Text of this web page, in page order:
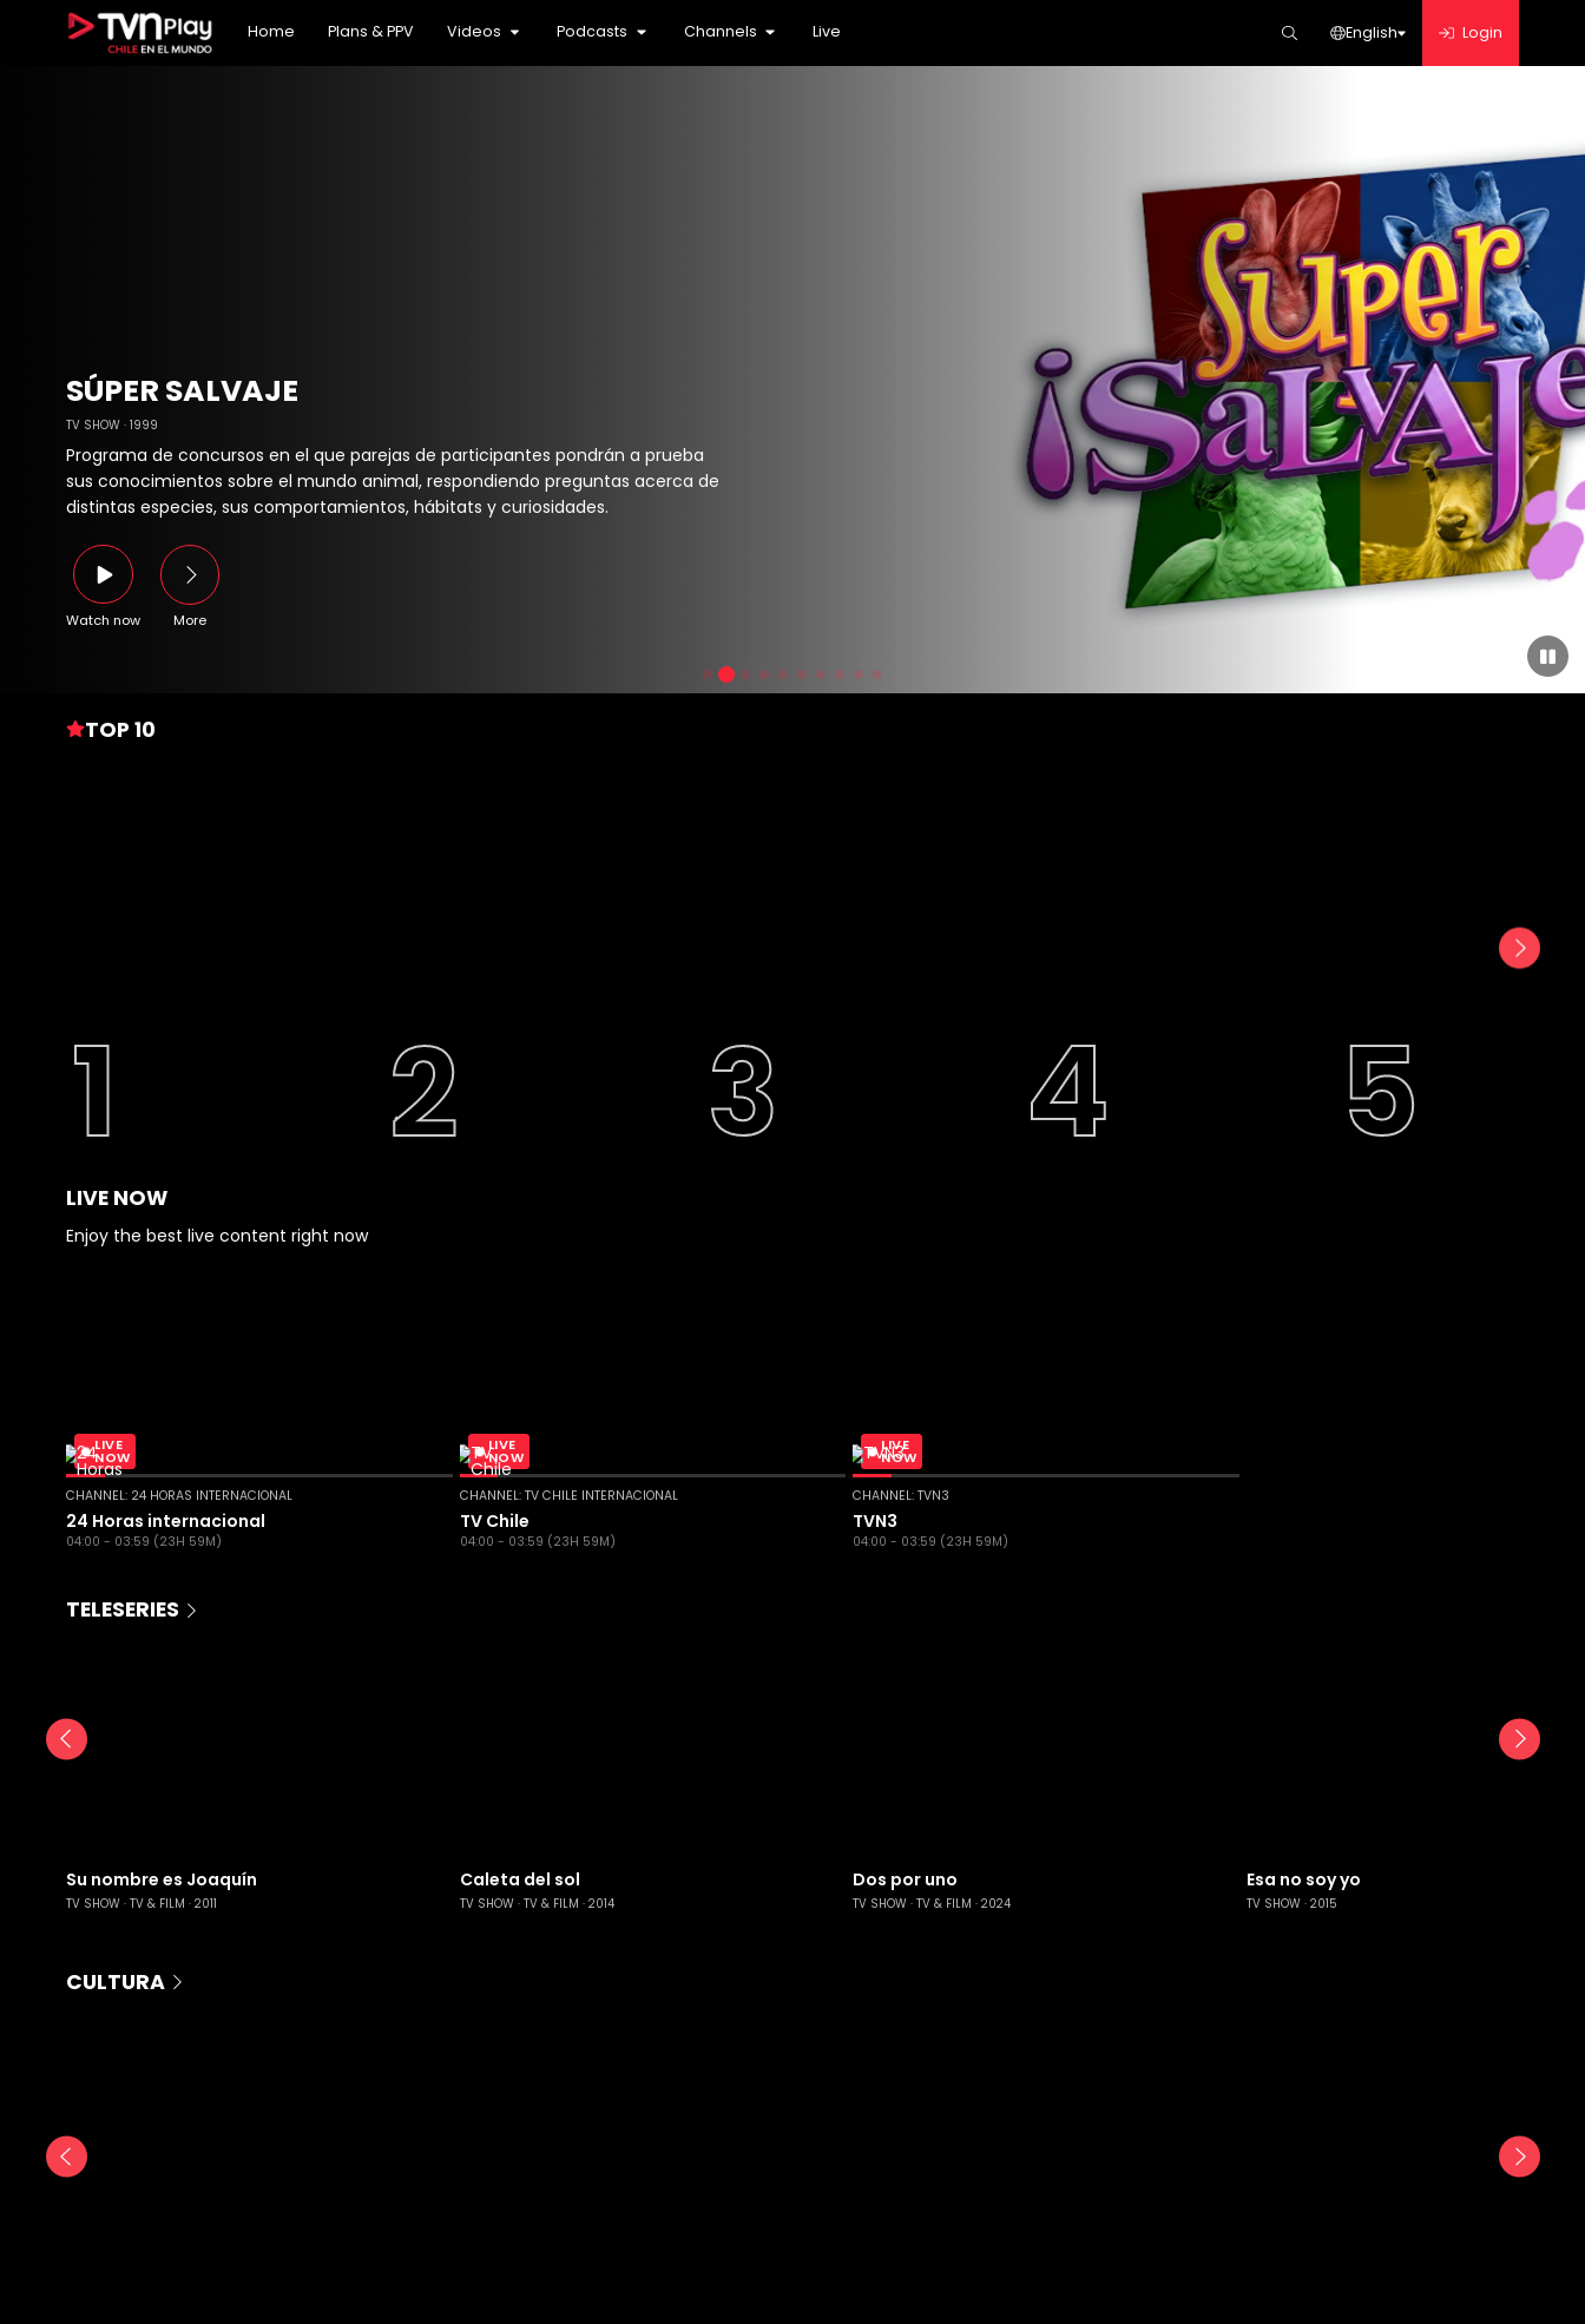
Home Plans & PPV Videos Podcasts Channels Live English Login
24 Horas Internacional
TV Chile Internacional
Archivo histórico
Charlas TVN: Conversaciones Necesarias
24 Podcast
TVN Podcast
SÚPER SALVAJE
TV SHOW 1999
Programa de concursos en el que parejas de participantes pondrán a prueba
sus conocimientos sobre el mundo animal, respondiendo preguntas acerca de
distintas especies, sus comportamientos, hábitats y curiosidades.
Watch now More
TOP 10
LIVE NOW
Enjoy the best live content right now
LIVE
NOW
CHANNEL: 24 HORAS INTERNACIONAL
24 Horas internacional
04:00 - 03:59 (23H 59M)
LIVE
NOW
CHANNEL: TV CHILE INTERNACIONAL
TV Chile
04:00 - 03:59 (23H 59M)
LIVE
NOW
CHANNEL: TVN3
TVN3
04:00 - 03:59 (23H 59M)
TELESERIES
Su nombre es Joaquín
TV SHOW TV & FILM 2011
Caleta del sol
TV SHOW TV & FILM 2014
Dos por uno
TV SHOW TV & FILM 2024
Esa no soy yo
TV SHOW 2015
CULTURA